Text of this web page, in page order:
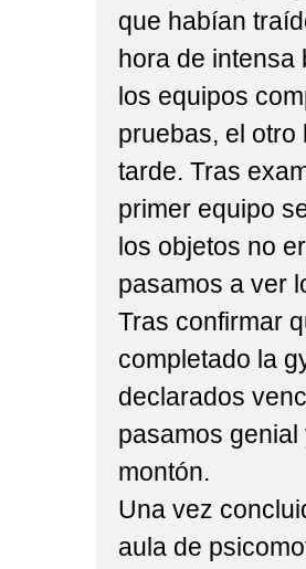
que habían
hora de intensa
los equipos
pruebas, el otro
tarde. Tras
primer equipo
los objetos no
pasamos a ver
Tras confirmar
completado la
declarados
pasamos
montón.
Una vez
aula de